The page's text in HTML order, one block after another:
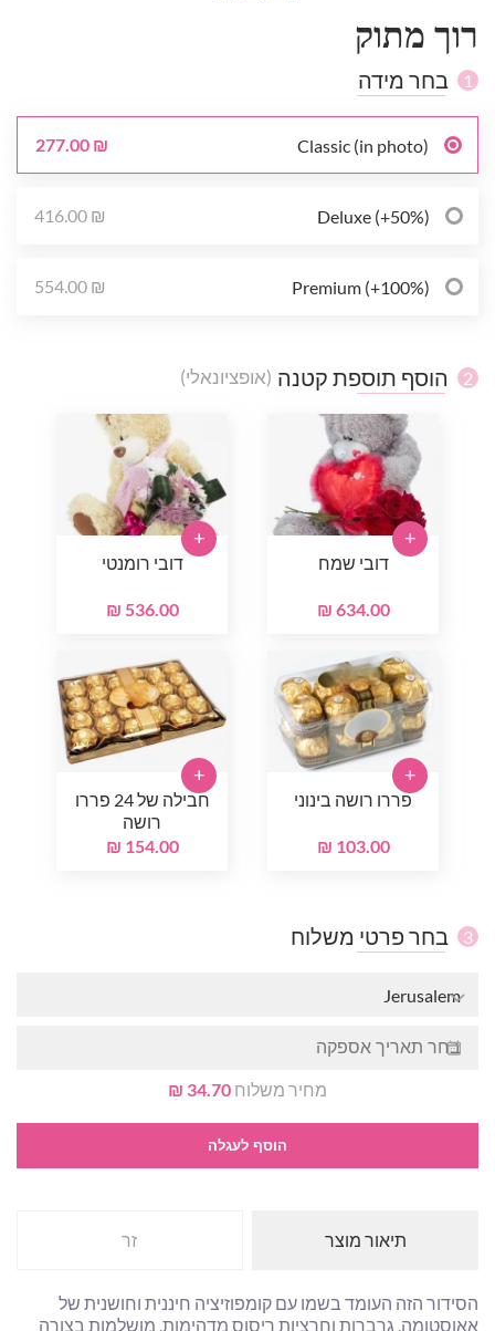
רוך מתוק
1 בחר מידה
Classic (in photo)
277.00 ₪
Deluxe (+50%)
416.00 ₪
Premium (+100%)
554.00 ₪
2 הוסף תוספת קטנה (אופציונאלי)
דובי שמח
634.00 ₪
+
דובי רומנטי
536.00 ₪
+
פררו רושה בינוני
103.00 ₪
+
חבילה של 24 פררו
רושה
154.00 ₪
+
3 בחר פרטי משלוח
Jerusalem
מחיר משלוח 34.70 ₪
הוסף לעגלה
תיאור מוצר זר
הסידור הזה העומד בשמו עם קומפוזיציה חיננית וחושנית של
אאוסטומה, גרברות וחרציות ריסוס מדהימות, מושלמות בצורה